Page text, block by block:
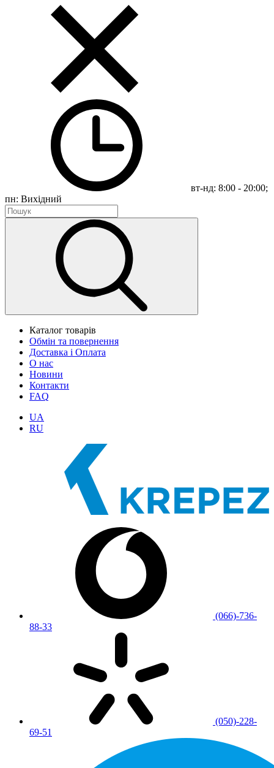
вт-нд: 8:00 - 20:00;
пн: Вихідний
Каталог товарів
Обмін та повернення
Доставка і Оплата
О нас
Новини
Контакти
FAQ
UA
RU
(066)-736-
88-33
(050)-228-
69-51